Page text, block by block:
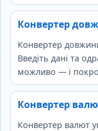
Конвертер
Конвертер
Введіть дані та
можливо — і
Конвертер
Конвертер валют